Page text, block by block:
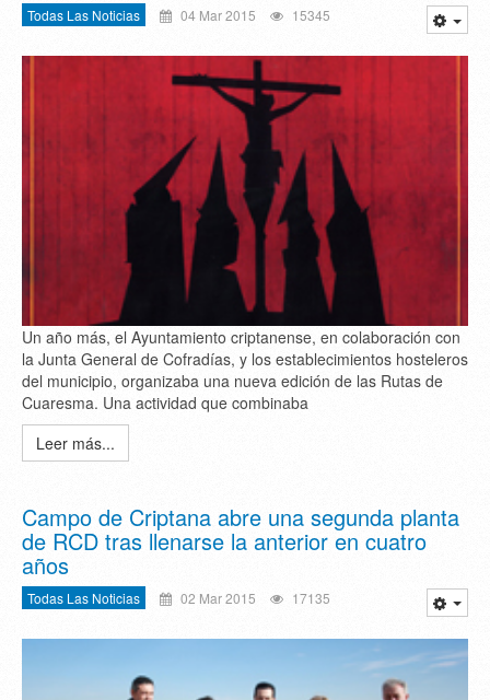
Todas Las Noticias 04 Mar 2015 15345
Un año más, el Ayuntamiento criptanense, en colaboración con
la Junta General de Cofradías, y los establecimientos hosteleros
del municipio, organizaba una nueva edición de las Rutas de
Cuaresma. Una actividad que combinaba
Leer más...
Campo de Criptana abre una segunda planta
de RCD tras llenarse la anterior en cuatro
años
Todas Las Noticias 02 Mar 2015 17135